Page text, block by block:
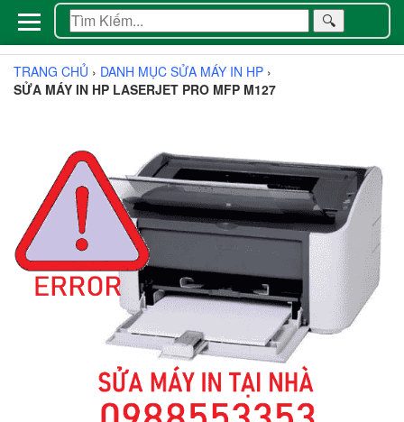
🔍
TRANG CHỦ › DANH MỤC SỬA MÁY IN HP ›
SỬA MÁY IN HP LASERJET PRO MFP M127